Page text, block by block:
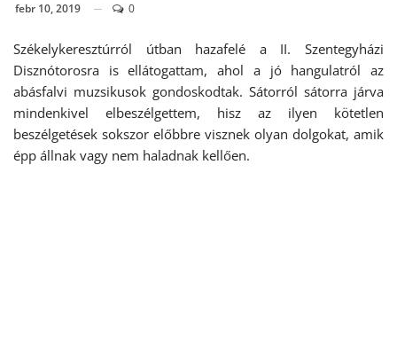
febr 10, 2019 0
Székelykeresztúrról útban hazafelé a II. Szentegyházi
Disznótorosra is ellátogattam, ahol a jó hangulatról az
abásfalvi muzsikusok gondoskodtak. Sátorról sátorra járva
mindenkivel elbeszélgettem, hisz az ilyen kötetlen
beszélgetések sokszor előbbre visznek olyan dolgokat, amik
épp állnak vagy nem haladnak kellően.